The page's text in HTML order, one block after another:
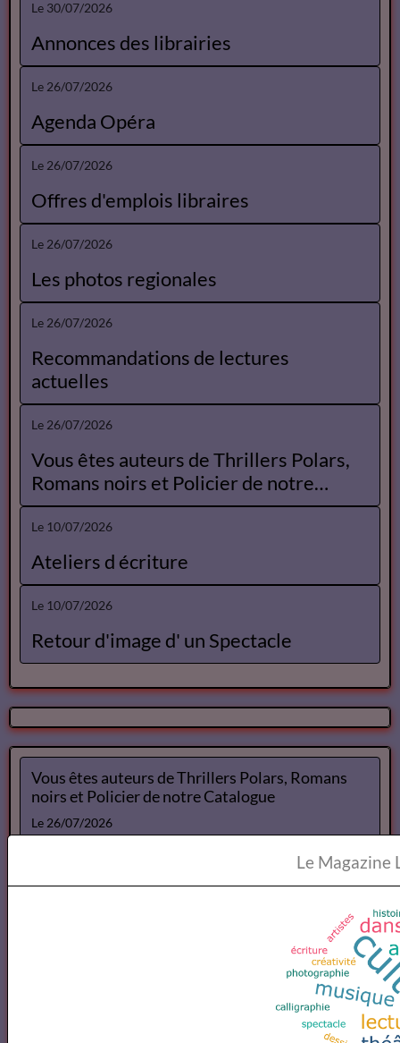
Spectacles Lise Marais
Spectacles Gérard Linsolas
Le 26/07/2026
Offres d'emplois libraires
Le 26/07/2026
Les photos regionales
Recommandations de lectures
actuelles
Le 26/07/2026
Vous êtes auteurs de Thrillers Polars,
Romans noirs et Policier de notre
Catalogue
Le 10/07/2026
Ateliers d écriture
Le 10/07/2026
Vous êtes auteurs de Thrillers Polars, Romans